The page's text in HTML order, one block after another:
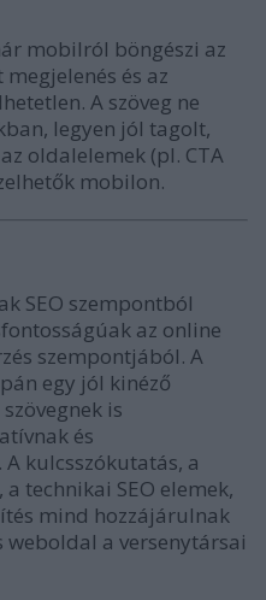
mobilról böngészi az
és az
A szöveg ne
legyen jól tagolt,
oldalelemek (pl. CTA
mobilon.
SEO szempontból
az online
szempontjából. A
egy jól kinéző
is
és
kulcsszókutatás, a
technikai SEO elemek,
mind hozzájárulnak
weboldal a versenytársai